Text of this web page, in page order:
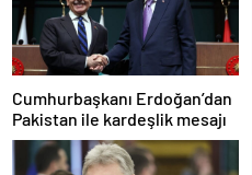
Cumhurbaşkanı Erdoğan’dan
Pakistan ile kardeşlik mesajı